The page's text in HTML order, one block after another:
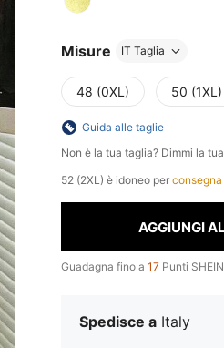
Misure IT Taglia
48 (0XL) 50 (1XL)
Guida alle taglie
Non è la tua taglia? Dimmi la
52 (2XL) è idoneo per
AGGIUNGI
Guadagna fino a 17 Punti
Spedisce a Italy